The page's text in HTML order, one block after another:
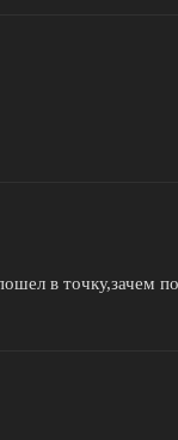
в точку,зачем